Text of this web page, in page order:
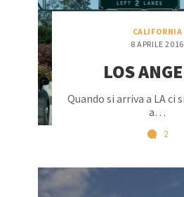
CALIFORNIA
8 APRILE 2016
LOS
Quando si arriva a LA ci
a…
2